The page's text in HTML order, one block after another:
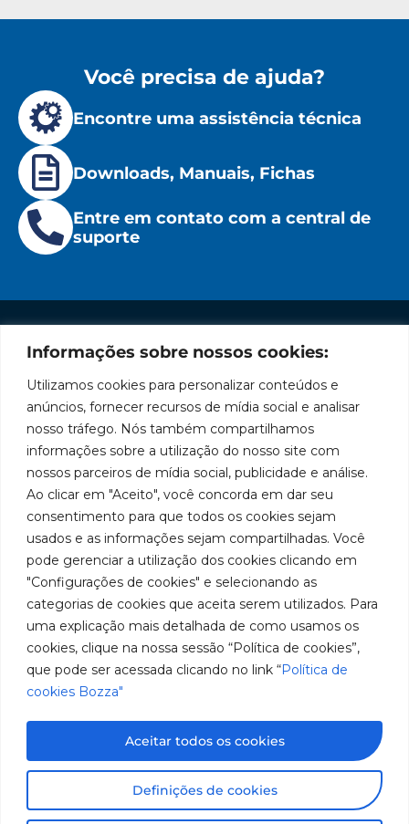
Informações sobre nossos cookies:
Utilizamos cookies para personalizar conteúdos e
anúncios, fornecer recursos de mídia social e analisar
nosso tráfego. Nós também compartilhamos
informações sobre a utilização do nosso site com
nossos parceiros de mídia social, publicidade e análise.
Ao clicar em "Aceito", você concorda em dar seu
consentimento para que todos os cookies sejam
usados e as informações sejam compartilhadas. Você
pode gerenciar a utilização dos cookies clicando em
"Configurações de cookies" e selecionando as
categorias de cookies que aceita serem utilizados. Para
uma explicação mais detalhada de como usamos os
cookies, clique na nossa sessão “Política de cookies”,
que pode ser acessada clicando no link “Política de
cookies Bozza"
Definições de cookies
Aceitar todos os cookies
Você precisa de ajuda?
Encontre uma assistência técnica
Downloads, Manuais, Fichas
Entre em contato com a central de
suporte
Marca
líder
em
fabricação
de
equipamentos
para
lubrificação
e
abastecimento
da
América
Políticas
Privacidade
Políticas
de
Cookies
Institucional
A Bozza
Produtos
Soluções
Assistências
Técnicas
Seja um
representante
Trabalhe
Conosco
Localização
Rua
Tiradentes,
931 – Anexo
Franchini,
50/96
Bairro: Santa
Terezinha
São Bernardo
do Campo –
SP
Fale
Conosco
SAC: 0800
019 5050
Redes
Facebook
LinkedIn
Instagram
Imagens meramente ilustrativas. Informações sujeitas a
alterações sem aviso prévio. Todos os direitos são